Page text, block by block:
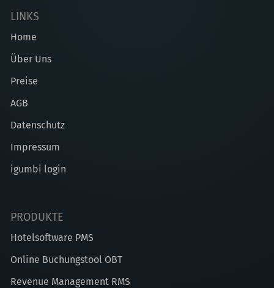
LINKS
Home
Über Uns
Preise
AGB
Datenschutz
Impressum
igumbi login
PRODUKTE
Hotelsoftware PMS
Online Buchungstool OBT
Revenue Management RMS